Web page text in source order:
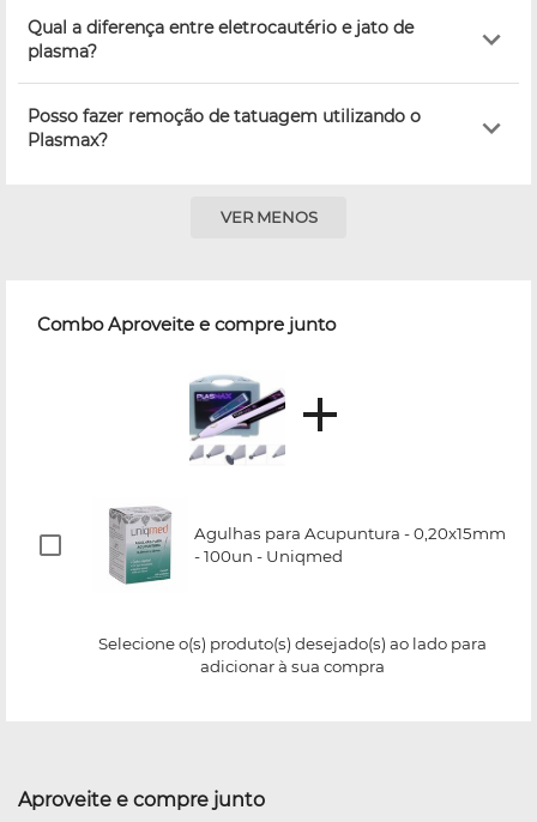
Qual a diferença entre eletrocautério e jato de
plasma?
Posso fazer remoção de tatuagem utilizando o
Plasmax?
VER MENOS
Combo Aproveite e compre junto
Agulhas para Acupuntura - 0,20x15mm
- 100un - Uniqmed
Selecione o(s) produto(s) desejado(s) ao lado para
adicionar à sua compra
Aproveite e compre junto